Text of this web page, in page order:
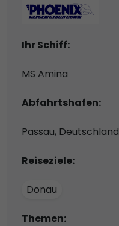
Ihr Schiff:
MS Amina
Abfahrtshafen:
Passau, Deutschland
Reiseziele:
Donau
Themen: